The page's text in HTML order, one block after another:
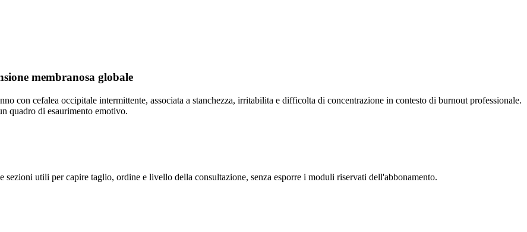
membranosa globale
con cefalea occipitale intermittente, associata a stanchezza, irritabilita e difficolta di concentrazione in contesto di burnout professionale.
quadro di esaurimento emotivo.
utili per capire taglio, ordine e livello della consultazione, senza esporre i moduli riservati dell'abbonamento.